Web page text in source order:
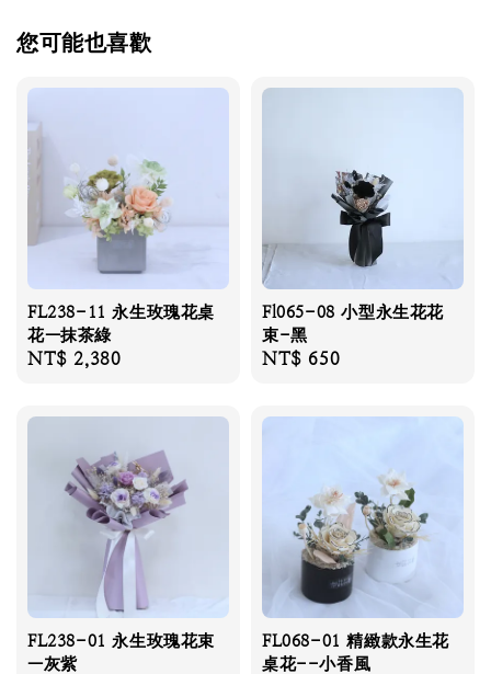
您可能也喜歡
FL238-11 永生玫瑰花桌
花—抹茶綠
Regular
NT$ 2,380
Fl065-08 小型永生花花
束-黑
Regular
NT$ 650
FL238-01 永生玫瑰花束
—灰紫
FL068-01 精緻款永生花
桌花--小香風